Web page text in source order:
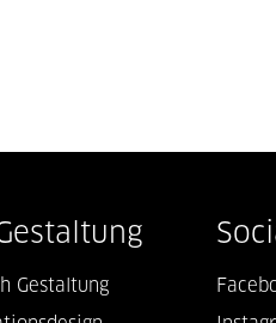
Gestaltung